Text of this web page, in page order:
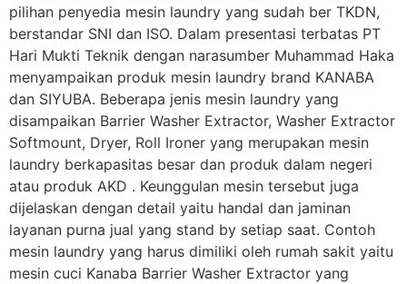
pilihan penyedia mesin laundry yang sudah ber TKDN,
berstandar SNI dan ISO. Dalam presentasi terbatas PT
Hari Mukti Teknik dengan narasumber Muhammad Haka
menyampaikan produk mesin laundry brand KANABA
dan SIYUBA. Beberapa jenis mesin laundry yang
disampaikan Barrier Washer Extractor, Washer Extractor
Softmount, Dryer, Roll Ironer yang merupakan mesin
laundry berkapasitas besar dan produk dalam negeri
atau produk AKD . Keunggulan mesin tersebut juga
dijelaskan dengan detail yaitu handal dan jaminan
layanan purna jual yang stand by setiap saat. Contoh
mesin laundry yang harus dimiliki oleh rumah sakit yaitu
mesin cuci Kanaba Barrier Washer Extractor yang